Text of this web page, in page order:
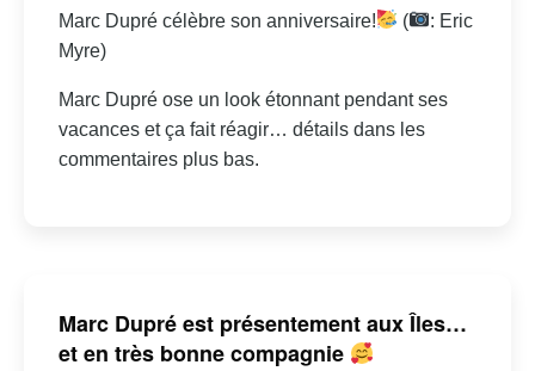
Marc Dupré célèbre son anniversaire! (
: Eric
Myre)
Marc Dupré ose un look étonnant pendant ses
vacances et ça fait réagir… détails dans les
commentaires plus bas.
Marc Dupré est présentement aux Îles…
et en très bonne compagnie